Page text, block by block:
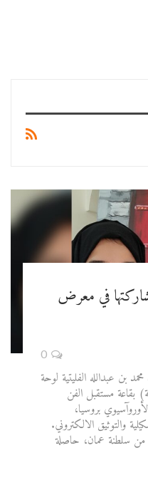
في معرض
0
بن عبدالله الفليتية لوحة
بقاعة مستقبل الفن
بروسيا،
للفنون التشكيلية والتوثيق الالكتروني.
من سلطنة عمان، حاصلة